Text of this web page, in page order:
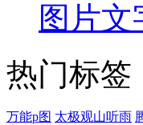
图片
热门标签
万能p图 太极观山听雨